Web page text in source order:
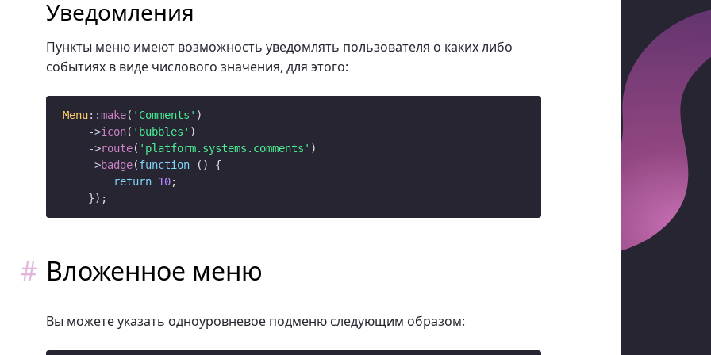
Уведомления
Пункты меню имеют возможность уведомлять пользователя о каких либо
событиях в виде числового значения, для этого:
Menu::make( 'Comments' )
->icon( 'bubbles' )
->route( 'platform.systems.comments' )
->badge(function () {
return 10;
Вложенное меню
Вы можете указать одноуровневое подменю следующим образом: